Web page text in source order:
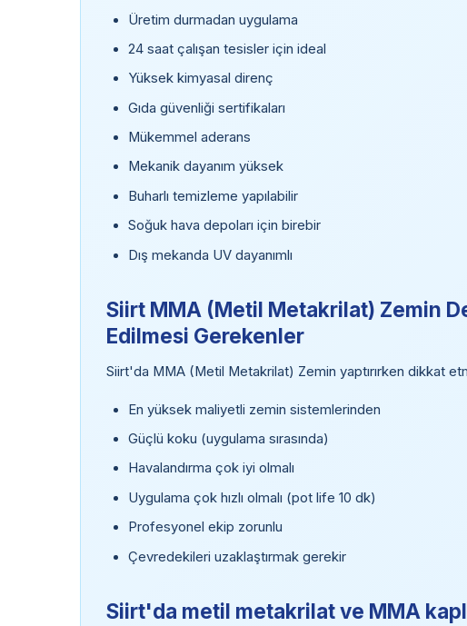
Üretim durmadan uygulama
24 saat çalışan tesisler için ideal
Yüksek kimyasal direnç
Gıda güvenliği sertifikaları
Mükemmel aderans
Mekanik dayanım yüksek
Buharlı temizleme yapılabilir
Soğuk hava depoları için birebir
Dış mekanda UV dayanımlı
Siirt MMA (Metil Metakrilat) Zemin
Edilmesi Gerekenler
Siirt'da MMA (Metil Metakrilat) Zemin yaptırırken dikkat
En yüksek maliyetli zemin sistemlerinden
Güçlü koku (uygulama sırasında)
Havalandırma çok iyi olmalı
Uygulama çok hızlı olmalı (pot life 10 dk)
Profesyonel ekip zorunlu
Çevredekileri uzaklaştırmak gerekir
Siirt'da metil metakrilat ve MMA